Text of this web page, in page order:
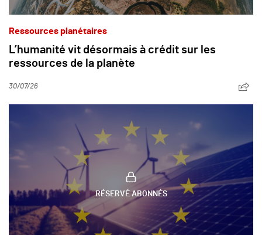
Ressources planétaires
L’humanité vit désormais à crédit sur les
ressources de la planète
30/07/26
RÉSERVÉ ABONNÉS